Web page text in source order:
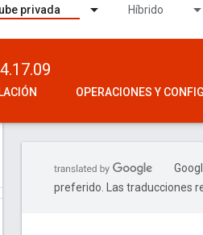
privada Híbrido
OPERACIONES Y
preferido. Las traducciones